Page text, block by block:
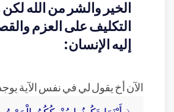
الخير والشر من الله
التكليف على العزم
إليه الإنسان:
الآن أخ يقول لي في نفس الآية